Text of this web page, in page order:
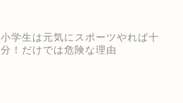
小学生は元気にスポーツやれば十
分！だけでは危険な理由